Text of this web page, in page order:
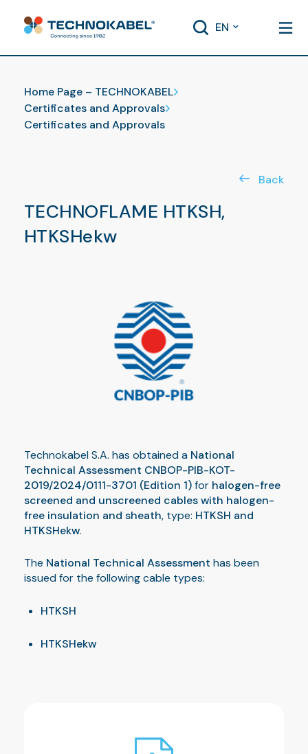
EN
Certificates and Approvals
Home Page – TECHNOKABEL
Certificates and Approvals
Certificates and Approvals
TECHNOFLAME HTKSH,
HTKSHekw
Back
Technokabel S.A. has obtained a National
Technical Assessment CNBOP-PIB-KOT-
2019/2024/0111-3701 (Edition 1)for halogen-free
screened and unscreened cables with halogen-
free insulation and sheath, type: HTKSH and
HTKSHekw.
The National Technical Assessment has been
issued for the following cable types:
HTKSH
HTKSHekw